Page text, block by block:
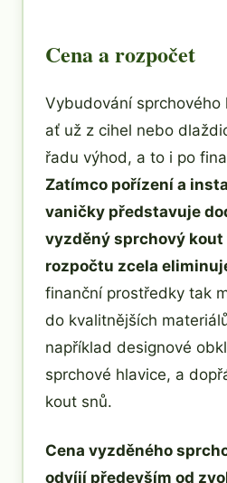
Cena a rozpočet
Vybudování sprchového
ať už z cihel nebo
řadu výhod, a to i po
Zatímco pořízení a
vaničky představuje
vyzděný sprchový
rozpočtu zcela
finanční prostředky tak
do kvalitnějších
například designové
sprchové hlavice, a
kout snů.
Cena vyzděného
odvíjí především od